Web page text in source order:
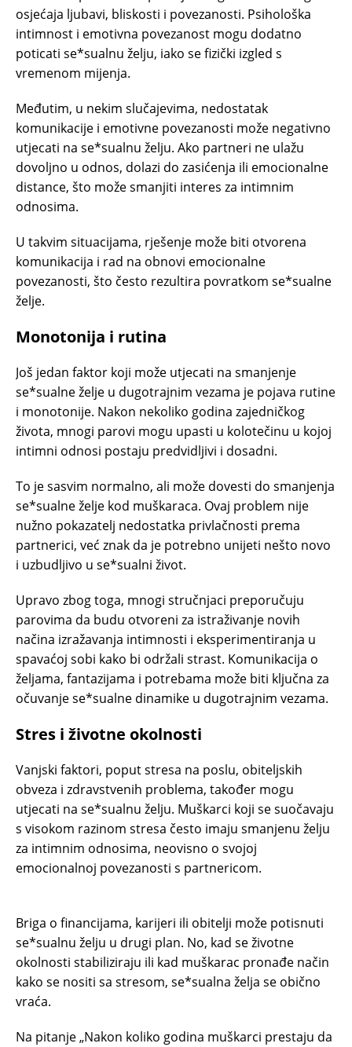
osjećaja ljubavi, bliskosti i povezanosti. Psihološka
intimnost i emotivna povezanost mogu dodatno
poticati se*sualnu želju, iako se fizički izgled s
vremenom mijenja.
Međutim, u nekim slučajevima, nedostatak
komunikacije i emotivne povezanosti može negativno
utjecati na se*sualnu želju. Ako partneri ne ulažu
dovoljno u odnos, dolazi do zasićenja ili emocionalne
distance, što može smanjiti interes za intimnim
odnosima.
U takvim situacijama, rješenje može biti otvorena
komunikacija i rad na obnovi emocionalne
povezanosti, što često rezultira povratkom se*sualne
želje.
Monotonija i rutina
Još jedan faktor koji može utjecati na smanjenje
se*sualne želje u dugotrajnim vezama je pojava rutine
i monotonije. Nakon nekoliko godina zajedničkog
života, mnogi parovi mogu upasti u kolotečinu u kojoj
intimni odnosi postaju predvidljivi i dosadni.
To je sasvim normalno, ali može dovesti do smanjenja
se*sualne želje kod muškaraca. Ovaj problem nije
nužno pokazatelj nedostatka privlačnosti prema
partnerici, već znak da je potrebno unijeti nešto novo
i uzbudljivo u se*sualni život.
Upravo zbog toga, mnogi stručnjaci preporučuju
parovima da budu otvoreni za istraživanje novih
načina izražavanja intimnosti i eksperimentiranja u
spavaćoj sobi kako bi održali strast. Komunikacija o
željama, fantazijama i potrebama može biti ključna za
očuvanje se*sualne dinamike u dugotrajnim vezama.
Stres i životne okolnosti
Vanjski faktori, poput stresa na poslu, obiteljskih
obveza i zdravstvenih problema, također mogu
utjecati na se*sualnu želju. Muškarci koji se suočavaju
s visokom razinom stresa često imaju smanjenu želju
za intimnim odnosima, neovisno o svojoj
emocionalnoj povezanosti s partnericom.
Briga o financijama, karijeri ili obitelji može potisnuti
se*sualnu želju u drugi plan. No, kad se životne
okolnosti stabiliziraju ili kad muškarac pronađe način
kako se nositi sa stresom, se*sualna želja se obično
vraća.
Na pitanje „Nakon koliko godina muškarci prestaju da